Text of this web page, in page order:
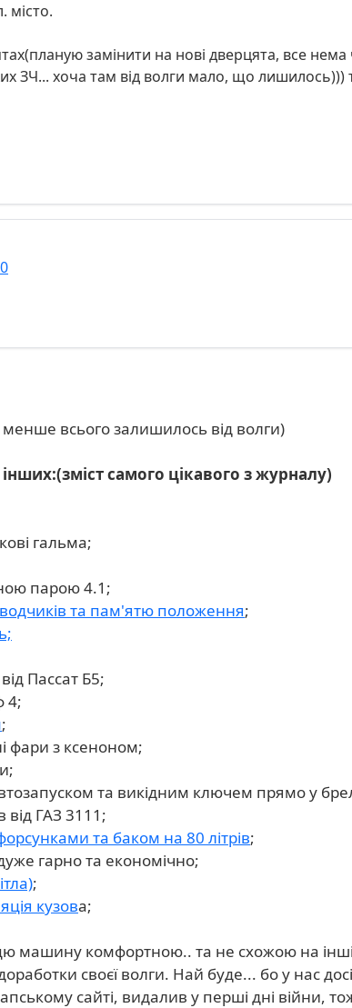
місто.
замінити на нові дверцята, все нема
ЗЧ... хоча там від волги мало, що
менше всього залишилось від волги)
самого цікавого з журналу)
гальма;
парою 4.1;
та пам'ятю положення;
Пассат Б5;
4;
;
фари з ксеноном;
та викідним ключем прямо у
ГАЗ 3111;
та баком на 80 літрів;
гарно та економічно;
;
кузова;
машину комфортною.. та не схожою на
своєї волги. Най буде... бо у нас
сайті, видалив у перші дні війни,